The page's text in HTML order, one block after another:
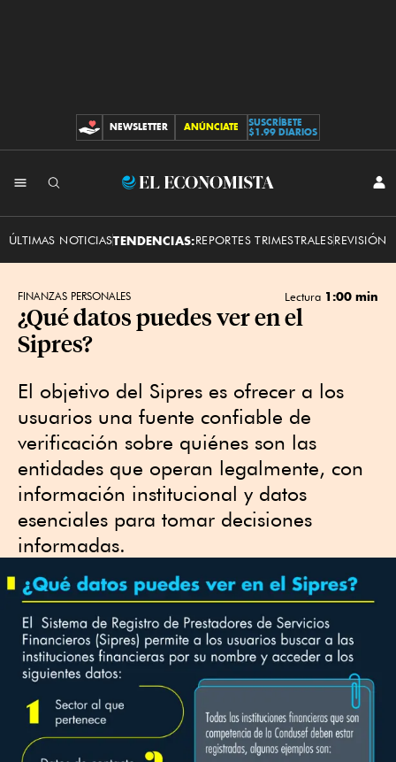
CONTRIBUCIONES
NEWSLETTER ANÚNCIATE
SUSCRÍBETE
$1.99 DIARIOS
El
ÚLTIMAS NOTICIASTENDENCIAS:REPORTES TRIMESTRALESREVISIÓN
FINANZAS PERSONALES Lectura 1:00 min
¿Qué datos puedes ver en el
Sipres?
El objetivo del Sipres es ofrecer a los
usuarios una fuente confiable de
verificación sobre quiénes son las
entidades que operan legalmente, con
información institucional y datos
esenciales para tomar decisiones
informadas.